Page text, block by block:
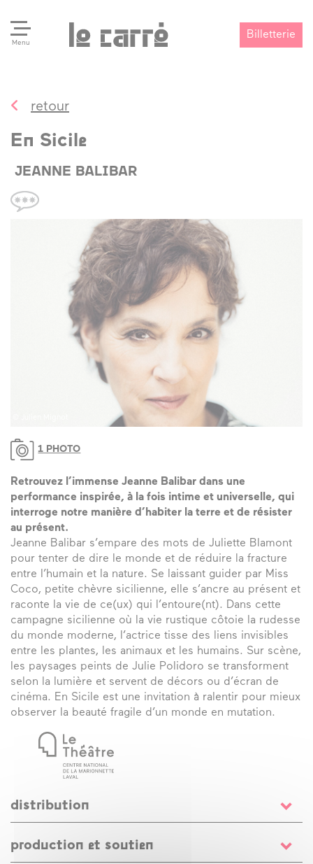
Menu
Billetterie
retour
En Sicile
JEANNE BALIBAR
1 PHOTO
Retrouvez l’immense Jeanne Balibar dans une
performance inspirée, à la fois intime et universelle, qui
interroge notre manière d’habiter la terre et de résister
au présent.
Jeanne Balibar s’empare des mots de Juliette Blamont
pour tenter de dire le monde et de réduire la fracture
entre l’humain et la nature. Se laissant guider par Miss
Coco, petite chèvre sicilienne, elle s’ancre au présent et
raconte la vie de ce(ux) qui l’entoure(nt). Dans cette
campagne sicilienne où la vie rustique côtoie la rudesse
du monde moderne, l’actrice tisse des liens invisibles
entre les plantes, les animaux et les humains. Sur scène,
les paysages peints de Julie Polidoro se transforment
selon la lumière et servent de décors ou d’écran de
cinéma. En Sicile est une invitation à ralentir pour mieux
observer la beauté fragile d’un monde en mutation.
distribution
Jeanne Balibar / assistanat à la mise en scène
Andréa
production et soutien